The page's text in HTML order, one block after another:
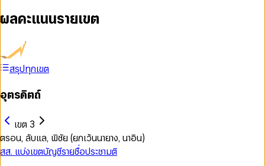
ผลคะแนนรายเขต
สรุปทุกเขต
อุตรดิตถ์
เขต 3
ตรอน, ลับแล, พิชัย (ยกเว้นนายาง, นาอิน)
สส. แบ่งเขตบัญชีรายชื่อประชามติ